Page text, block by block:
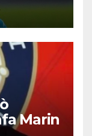
Marin